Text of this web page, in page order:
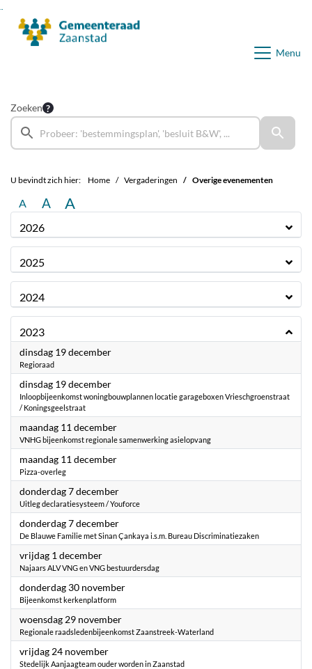
Menu
Zoeken
U bevindt zich hier: Home Vergaderingen Overige evenementen
A A A
2026
2025
2024
2023
dinsdag 19 december2023
Regioraad
dinsdag 19 december2023
Inloopbijeenkomst woningbouwplannen locatie garageboxen Vrieschgroenstraat
/ Koningsgeelstraat
maandag 11 december2023
VNHG bijeenkomst regionale samenwerking asielopvang
maandag 11 december2023
Pizza-overleg
donderdag 7 december2023
Uitleg declaratiesysteem / Youforce
donderdag 7 december2023
De Blauwe Familie met Sinan Çankaya i.s.m. Bureau Discriminatiezaken
vrijdag 1 december2023
Najaars ALV VNG en VNG bestuurdersdag
donderdag 30 november2023
Bijeenkomst kerkenplatform
woensdag 29 november2023
Regionale raadsledenbijeenkomst Zaanstreek-Waterland
vrijdag 24 november2023
Stedelijk Aanjaagteam ouder worden in Zaanstad